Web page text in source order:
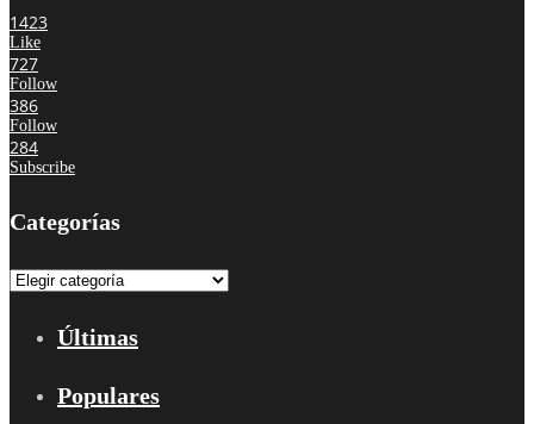
1423
Like
727
Follow
386
Follow
284
Subscribe
Categorías
Categorías
Últimas
Populares